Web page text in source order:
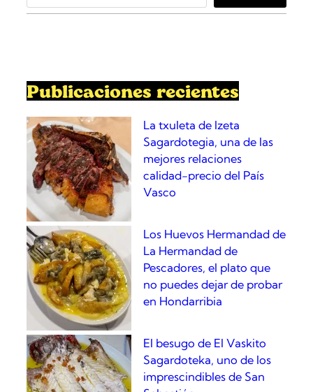
a
Publicaciones recientes
La txuleta de Izeta
Sagardotegia, una de las
mejores relaciones
calidad-precio del País
Vasco
Los Huevos Hermandad de
La Hermandad de
Pescadores, el plato que
no puedes dejar de probar
en Hondarribia
El besugo de El Vaskito
Sagardoteka, uno de los
imprescindibles de San